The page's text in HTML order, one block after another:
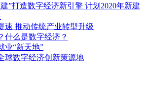
”打造数字经济新引擎 计划2020年新建
速 推动传统产业转型升级
什么是数字经济？
业“新天地”
球数字经济创新策源地